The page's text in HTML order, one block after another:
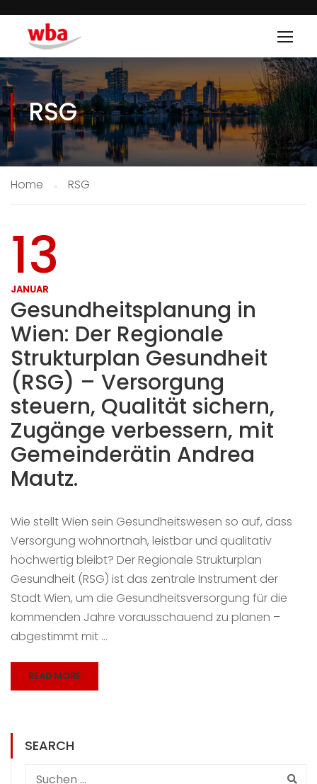
RSG
Home RSG
13
JANUAR
Gesundheitsplanung in
Wien: Der Regionale
Strukturplan Gesundheit
(RSG) – Versorgung
steuern, Qualität sichern,
Zugänge verbessern, mit
Gemeinderätin Andrea
Mautz.
Wie stellt Wien sein Gesundheitswesen so auf, dass
Versorgung wohnortnah, leistbar und qualitativ
hochwertig bleibt? Der Regionale Strukturplan
Gesundheit (RSG) ist das zentrale Instrument der
Stadt Wien, um die Gesundheitsversorgung für die
kommenden Jahre vorausschauend zu planen –
abgestimmt mit …
READ MORE
SEARCH